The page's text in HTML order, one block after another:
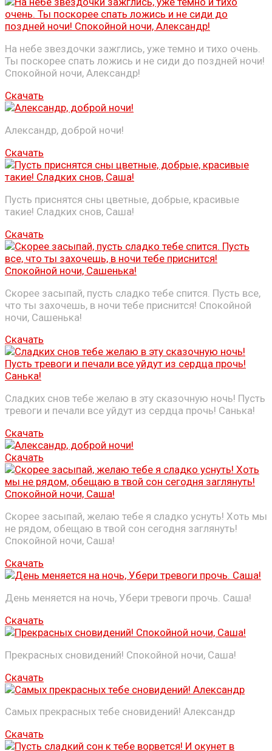
На небе звездочки зажглись, уже темно и тихо очень.
Ты поскорее спать ложись и не сиди до поздней ночи!
Спокойной ночи, Александр!
Скачать
Александр, доброй ночи!
Скачать
Пусть приснятся сны цветные, добрые, красивые
такие! Сладких снов, Саша!
Скачать
Скорее засыпай, пусть сладко тебе спится. Пусть все,
что ты захочешь, в ночи тебе приснится! Спокойной
ночи, Сашенька!
Скачать
Сладких снов тебе желаю в эту сказочную ночь! Пусть
тревоги и печали все уйдут из сердца прочь! Санька!
Скачать
Скачать
Скорее засыпай, желаю тебе я сладко уснуть! Хоть мы
не рядом, обещаю в твой сон сегодня заглянуть!
Спокойной ночи, Саша!
Скачать
День меняется на ночь, Убери тревоги прочь. Саша!
Скачать
Прекрасных сновидений! Спокойной ночи, Саша!
Скачать
Самых прекрасных тебе сновидений! Александр
Скачать